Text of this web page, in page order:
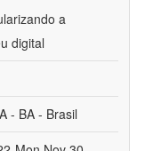
a
digital
- BA - Brasil